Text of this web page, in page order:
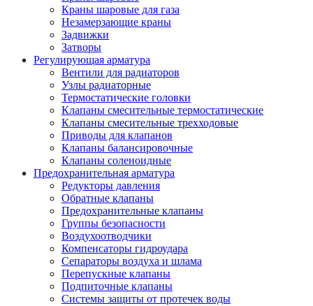
Краны шаровые для газа
Незамерзающие краны
Задвижки
Затворы
Регулирующая арматура
Вентили для радиаторов
Узлы радиаторные
Термостатические головки
Клапаны смесительные термостатические
Клапаны смесительные трехходовые
Приводы для клапанов
Клапаны балансировочные
Клапаны соленоидные
Предохранительная арматура
Редукторы давления
Обратные клапаны
Предохранительные клапаны
Группы безопасности
Воздухоотводчики
Компенсаторы гидроудара
Сепараторы воздуха и шлама
Перепускные клапаны
Подпиточные клапаны
Системы защиты от протечек воды